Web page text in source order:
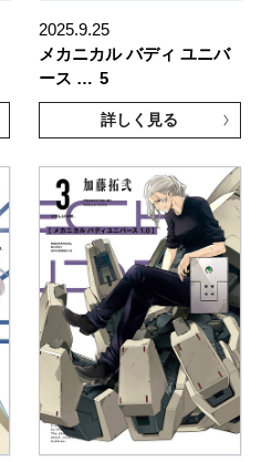
2025.9.25
メカニカル バディ ユニバ
ース … 5
詳しく見る